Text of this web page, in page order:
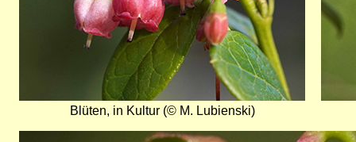
Blüten, in Kultur (© M. Lubienski)